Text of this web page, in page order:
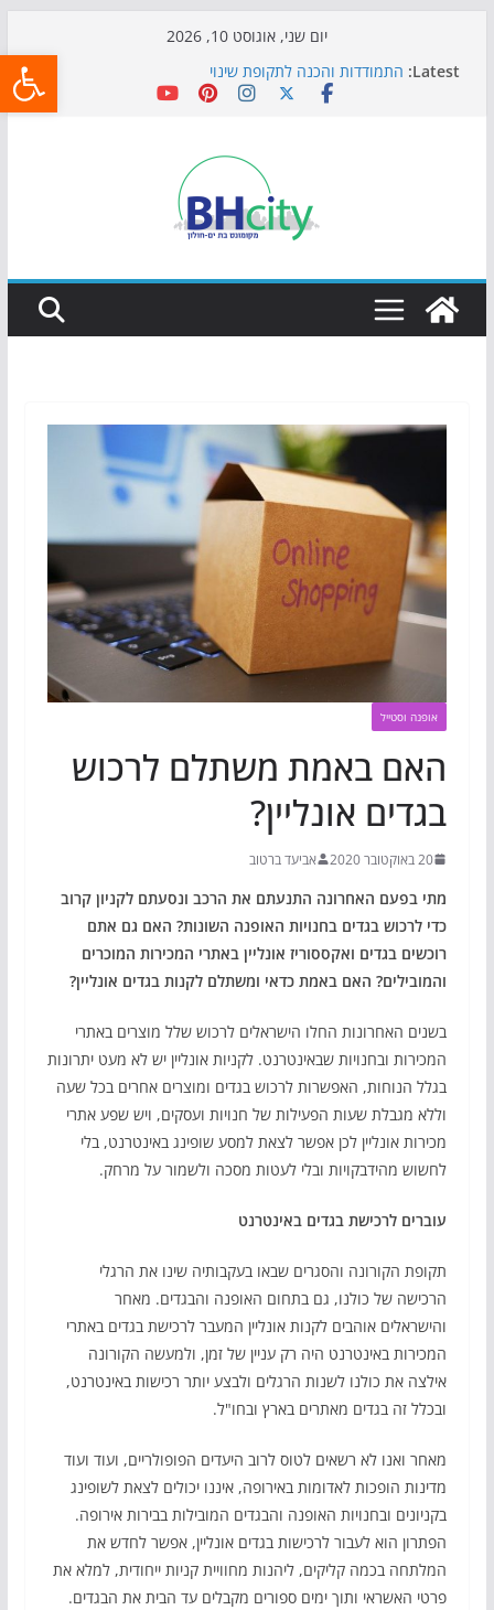
יום שני, אוגוסט 10, 2026
Latest: התמודדות והכנה לתקופת שינוי
אי ההרפתקאות ממשיך לכבוש את הגינות: מאות משפחות
כדורגל באווירה מיוחדת: הקרנת גמר המונדיאל בטרמינל
הקיץ של בני הנוער בבת־ים: חוף הריביירה הופך למרחב
בטוח בשעות הערב
אופנה וסטייל
האם באמת משתלם לרכוש
בגדים אונליין?
20 באוקטובר 2020 אביעד ברטוב
מתי בפעם האחרונה התנעתם את הרכב ונסעתם לקניון קרוב
כדי לרכוש בגדים בחנויות האופנה השונות? האם גם אתם
רוכשים בגדים ואקססוריז אונליין באתרי המכירות המוכרים
והמובילים? האם באמת כדאי ומשתלם לקנות בגדים אונליין?
בשנים האחרונות החלו הישראלים לרכוש שלל מוצרים באתרי
המכירות ובחנויות שבאינטרנט. לקניות אונליין יש לא מעט יתרונות
בגלל הנוחות, האפשרות לרכוש בגדים ומוצרים אחרים בכל שעה
וללא מגבלת שעות הפעילות של חנויות ועסקים, ויש שפע אתרי
מכירות אונליין לכן אפשר לצאת למסע שופינג באינטרנט, בלי
לחשוש מהידבקויות ובלי לעטות מסכה ולשמור על מרחק.
עוברים לרכישת בגדים באינטרנט
תקופת הקורונה והסגרים שבאו בעקבותיה שינו את הרגלי
הרכישה של כולנו, גם בתחום האופנה והבגדים. מאחר
והישראלים אוהבים לקנות אונליין המעבר לרכישת בגדים באתרי
המכירות באינטרנט היה רק עניין של זמן, ולמעשה הקורונה
אילצה את כולנו לשנות הרגלים ולבצע יותר רכישות באינטרנט,
ובכלל זה בגדים מאתרים בארץ ובחו"ל.
מאחר ואנו לא רשאים לטוס לרוב היעדים הפופולריים, ועוד ועוד
מדינות הופכות לאדומות באירופה, איננו יכולים לצאת לשופינג
בקניונים ובחנויות האופנה והבגדים המובילות בבירות אירופה.
הפתרון הוא לעבור לרכישות בגדים אונליין, אפשר לחדש את
המלתחה בכמה קליקים, ליהנות מחוויית קניות ייחודית, למלא את
פרטי האשראי ותוך ימים ספורים מקבלים עד הבית את הבגדים.